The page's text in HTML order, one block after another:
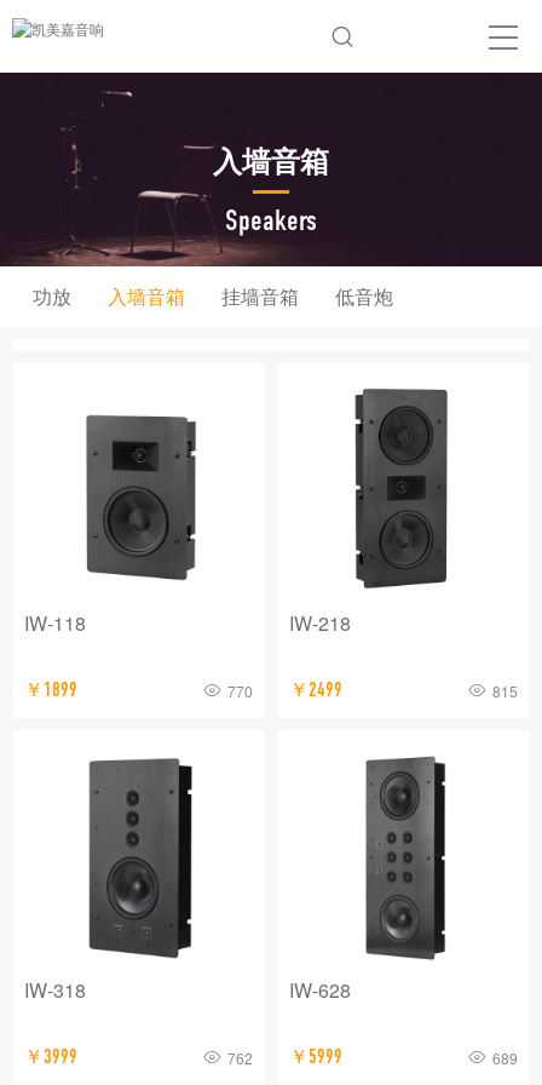
入墙音箱
Speakers
功放 入墙音箱 挂墙音箱 低音炮
IW-118
￥1899 770
IW-218
￥2499 815
IW-318
￥3999 762
IW-628
￥5999 689